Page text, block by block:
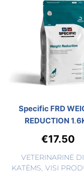
Specific FRD
REDUCTION
€17.50
VETERINARINĖ
KATĖMS VISI